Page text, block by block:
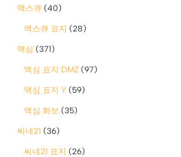
맥스큐 (40)
맥스큐 표지 (28)
맥심 (371)
맥심 표지 DMZ (97)
맥심 표지 Y (59)
맥심 화보 (35)
씨네21 (36)
씨네21 표지 (26)